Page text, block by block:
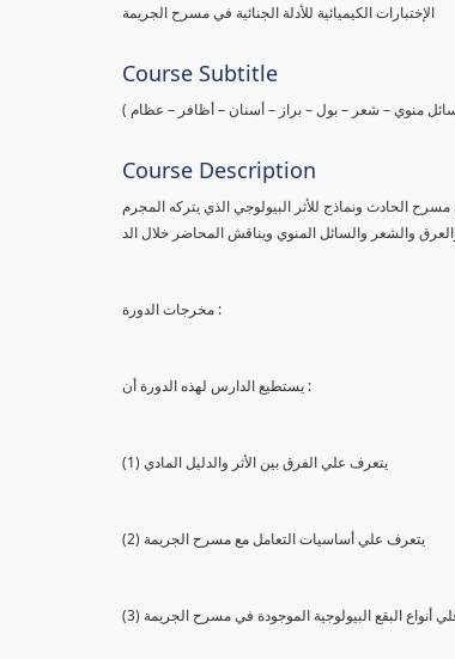
الإختبارات الكيميائية للأدلة الجنائية في مسرح الجريمة
Course Subtitle
– سائل منوي – شعر – بول – براز – أسنان – أظافر – عظام
Course Description
الحادث ونماذج للأثر البيولوجي الذي يتركه المجرم
والشعر والسائل المنوي ويناقش المحاضر خلال الد
مخرجات الدورة :
يستطيع الدارس لهذه الدورة أن :
(1) يتعرف علي الفرق بين الأثر والدليل المادي
(2) يتعرف علي أساسيات التعامل مع مسرح الجريمة
علي أنواع البقع البيولوجية الموجودة في مسرح الجريمة